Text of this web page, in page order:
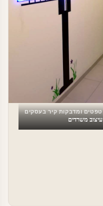
טפטים ומדבקות קיר בעסקים
עיצוב משרדים